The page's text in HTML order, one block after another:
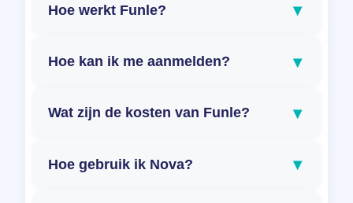
Hoe werkt Funle? ▾
Hoe kan ik me aanmelden? ▾
Wat zijn de kosten van Funle? ▾
Hoe gebruik ik Nova? ▾